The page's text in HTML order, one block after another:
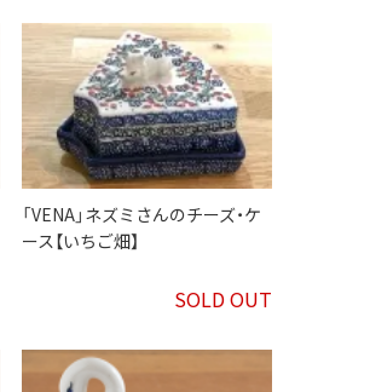
「VENA」ネズミさんのチーズ・ケ
ース【いちご畑】
SOLD OUT